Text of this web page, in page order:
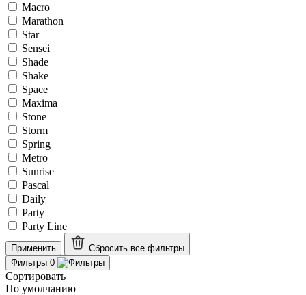
Macro
Marathon
Star
Sensei
Shade
Shake
Space
Maxima
Stone
Storm
Spring
Metro
Sunrise
Pascal
Daily
Party
Party Line
Применить Сбросить все фильтры
Фильтры 0
Сортировать
По умолчанию